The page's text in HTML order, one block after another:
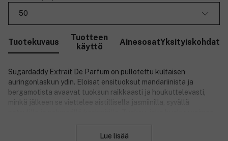
50
Tuotekuvaus
Tuotteen
käyttö
AinesosatYksityiskohdat
Sugardaddy Extrait De Parfum on pullotettu kultaisen
auringonlaskun ydin. Eloisat ensituoksut mandariinista ja
bergamotista avaavat tuoksun raikkaasti ja houkuttelevasti,
minkä jälkeen se viettelee aistillisella jasmiinilla, syvällä
elämäänsä omien sääntöjensä mukaan. Parfyymi on unisex ja
Lue lisää